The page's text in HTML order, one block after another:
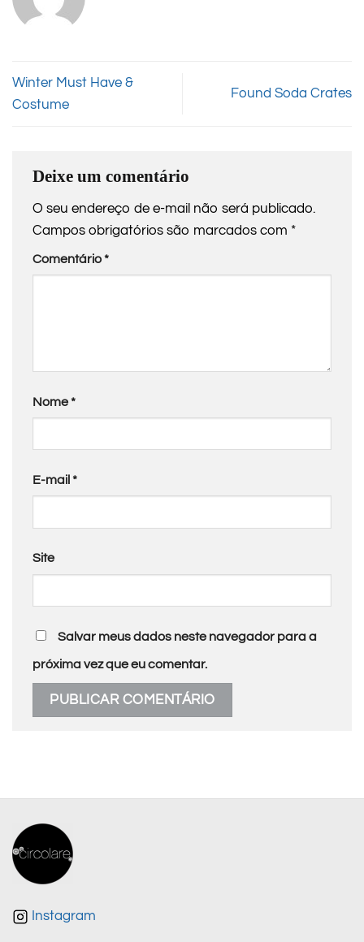
Winter Must Have &
Costume
Found Soda Crates
Deixe um comentário
O seu endereço de e-mail não será publicado.
Campos obrigatórios são marcados com *
Comentário*
Nome*
E-mail *
Site
Salvar meus dados neste navegador para a
próxima vez que eu comentar.
Instagram